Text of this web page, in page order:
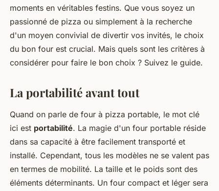
moments en véritables festins. Que vous soyez un
passionné de pizza ou simplement à la recherche
d'un moyen convivial de divertir vos invités, le choix
du bon four est crucial. Mais quels sont les critères à
considérer pour faire le bon choix ? Suivez le guide.
La portabilité avant tout
Quand on parle de four à pizza portable, le mot clé
ici est portabilité. La magie d'un four portable réside
dans sa capacité à être facilement transporté et
installé. Cependant, tous les modèles ne se valent pas
en termes de mobilité. La taille et le poids sont des
éléments déterminants. Un four compact et léger sera